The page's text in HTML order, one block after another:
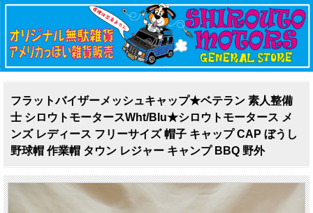
フラットバイザーメッシュキャップ★ベテラン 素人整備
士 シロウトモータースWht/Blu★シロウトモータース メ
ンズ レディース フリーサイズ 帽子 キャップ CAP ぼうし
野球帽 作業帽 タウン レジャー キャンプ BBQ 野外